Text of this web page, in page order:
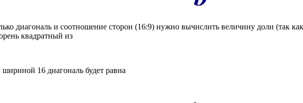
диагональ и соотношение сторон (16:9) нужно вычислить величину доли (так
квадратный из
16 диагональ будет равна